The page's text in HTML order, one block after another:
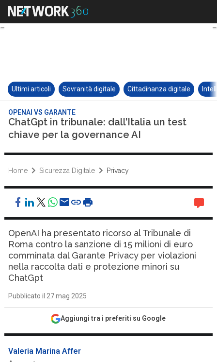
Ultimi articoli Sovranità digitale Cittadinanza digitale
OPENAI VS GARANTE
ChatGpt in tribunale: dall’Italia un test
chiave per la governance AI
Home Sicurezza Digitale Privacy
OpenAI ha presentato ricorso al Tribunale di
Roma contro la sanzione di 15 milioni di euro
comminata dal Garante Privacy per violazioni
nella raccolta dati e protezione minori su
ChatGpt
Pubblicato il 27 mag 2025
Aggiungi tra i preferiti su Google
Valeria Marina Affer